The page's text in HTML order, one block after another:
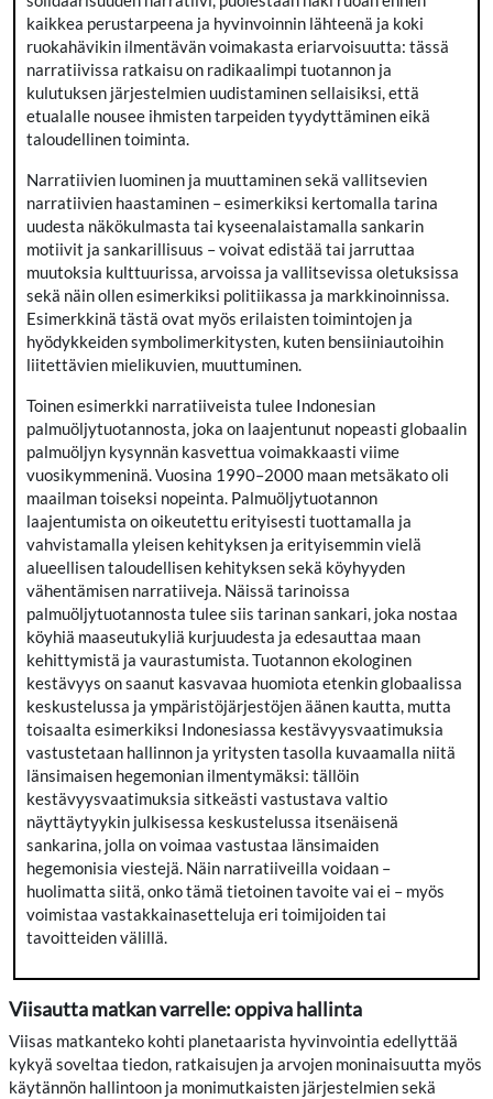
kaikkea perustarpeena ja hyvinvoinnin lähteenä ja koki
ruokahävikin ilmentävän voimakasta eriarvoisuutta: tässä
narratiivissa ratkaisu on radikaalimpi tuotannon ja
kulutuksen järjestelmien uudistaminen sellaisiksi, että
etualalle nousee ihmisten tarpeiden tyydyttäminen eikä
taloudellinen toiminta.
Narratiivien luominen ja muuttaminen sekä vallitsevien
narratiivien haastaminen – esimerkiksi kertomalla tarina
uudesta näkökulmasta tai kyseenalaistamalla sankarin
motiivit ja sankarillisuus – voivat edistää tai jarruttaa
muutoksia kulttuurissa, arvoissa ja vallitsevissa oletuksissa
sekä näin ollen esimerkiksi politiikassa ja markkinoinnissa.
Esimerkkinä tästä ovat myös erilaisten toimintojen ja
hyödykkeiden symbolimerkitysten, kuten bensiiniautoihin
liitettävien mielikuvien, muuttuminen.
Toinen esimerkki narratiiveista tulee Indonesian
palmuöljytuotannosta, joka on laajentunut nopeasti globaalin
palmuöljyn kysynnän kasvettua voimakkaasti viime
vuosikymmeninä. Vuosina 1990–2000 maan metsäkato oli
maailman toiseksi nopeinta. Palmuöljytuotannon
laajentumista on oikeutettu erityisesti tuottamalla ja
vahvistamalla yleisen kehityksen ja erityisemmin vielä
alueellisen taloudellisen kehityksen sekä köyhyyden
vähentämisen narratiiveja. Näissä tarinoissa
palmuöljytuotannosta tulee siis tarinan sankari, joka nostaa
köyhiä maaseutukyliä kurjuudesta ja edesauttaa maan
kehittymistä ja vaurastumista. Tuotannon ekologinen
kestävyys on saanut kasvavaa huomiota etenkin globaalissa
keskustelussa ja ympäristöjärjestöjen äänen kautta, mutta
toisaalta esimerkiksi Indonesiassa kestävyysvaatimuksia
vastustetaan hallinnon ja yritysten tasolla kuvaamalla niitä
länsimaisen hegemonian ilmentymäksi: tällöin
kestävyysvaatimuksia sitkeästi vastustava valtio
näyttäytyykin julkisessa keskustelussa itsenäisenä
sankarina, jolla on voimaa vastustaa länsimaiden
hegemonisia viestejä. Näin narratiiveilla voidaan –
huolimatta siitä, onko tämä tietoinen tavoite vai ei – myös
voimistaa vastakkainasetteluja eri toimijoiden tai
tavoitteiden välillä.
Viisautta matkan varrelle: oppiva hallinta
Viisas matkanteko kohti planetaarista hyvinvointia edellyttää
kykyä soveltaa tiedon, ratkaisujen ja arvojen moninaisuutta myös
käytännön hallintoon ja monimutkaisten järjestelmien sekä